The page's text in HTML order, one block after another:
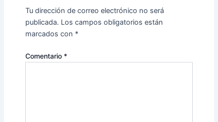
Tu dirección de correo electrónico no será
publicada. Los campos obligatorios están
marcados con *
Comentario *